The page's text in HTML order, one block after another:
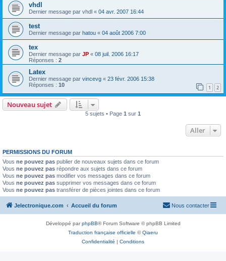
vhdl
Dernier message par vhdl « 04 avr. 2007 16:44
test
Dernier message par hatou « 04 août 2006 7:00
tex
Dernier message par JP « 08 juil. 2006 16:17
Réponses : 2
Latex
Dernier message par vincevg « 23 févr. 2006 15:38
Réponses : 10 1 2
Nouveau sujet
5 sujets • Page 1 sur 1
Aller
PERMISSIONS DU FORUM
Vous ne pouvez pas publier de nouveaux sujets dans ce forum
Vous ne pouvez pas répondre aux sujets dans ce forum
Vous ne pouvez pas modifier vos messages dans ce forum
Vous ne pouvez pas supprimer vos messages dans ce forum
Vous ne pouvez pas transférer de pièces jointes dans ce forum
Jelectronique.com Accueil du forum Nous contacter
Développé parphpBB® Forum Software © phpBB Limited
Traduction française officielle ©Qiaeru
Confidentialité | Conditions